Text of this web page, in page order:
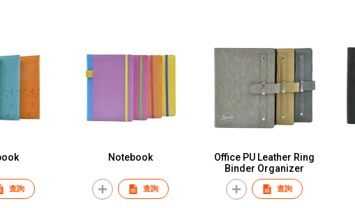
查詢
Notebook
查詢
Office PU Leather Ring
Binder Organizer
查詢